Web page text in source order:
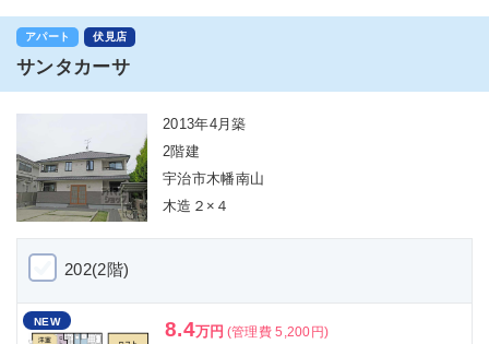
アパート 伏見店
サンタカーサ
2013年4月築
2階建
宇治市木幡南山
木造２×４
202(2階)
NEW 8.4万円 (管理費 5,200円)